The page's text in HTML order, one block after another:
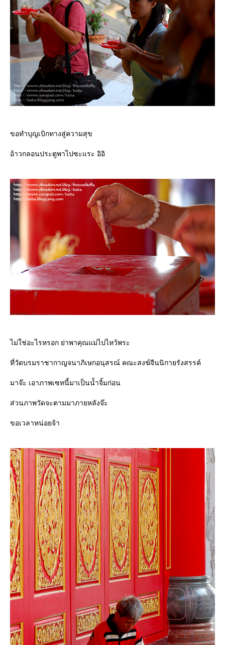
ขอทำบุญเบิกทางสู่ความสุข
อ้าวกลอนประตูพาไปซะแระ อิอิ
ไม่ใช่อะไรหรอก ย่าพาคุณแม่ไปไหว้พระ
ที่วัดบรมราชากาญจนาภิเษกอนุสรณ์ คณะสงฆ์จีนนิกายรังสรรค์
มาจ๊ะ เอาภาพเซทนี้มาเป็นน้ำจิ้มก่อน
ส่วนภาพวัดจะตามมาภายหลังจ๊ะ
ขอเวลาหน่อยจ้า